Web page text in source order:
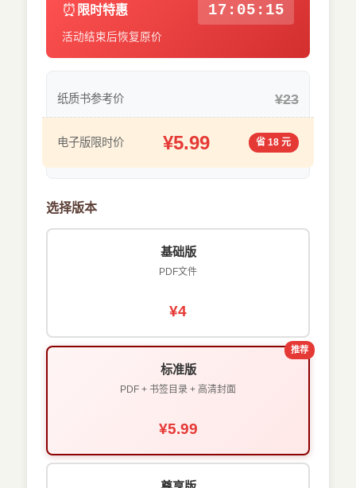
⏰ 限时特惠 17:05:14
活动结束后恢复原价
纸质书参考价 ¥23
电子版限时价 ¥5.99 省 18 元
选择版本
基础版
PDF文件
¥4
推荐
标准版
PDF + 书签目录 + 高清封面
¥5.99